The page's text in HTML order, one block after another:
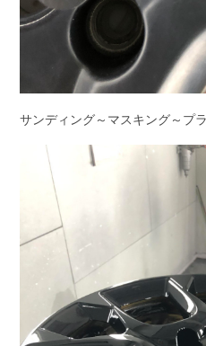
サンディング～マスキング～プ